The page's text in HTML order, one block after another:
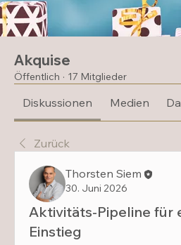
Akquise
Öffentlich · 17 Mitglieder
Diskussionen Medien
Zurück
Thorsten Siem
30. Juni 2026
Aktivitäts-Pipeline für
Einstieg